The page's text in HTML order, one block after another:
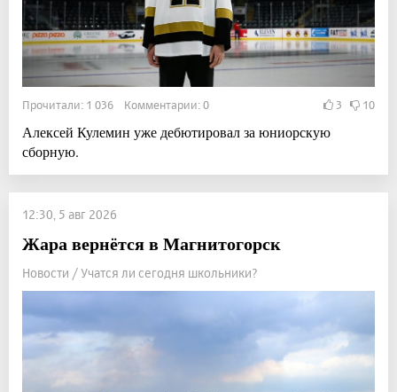
Прочитали: 1 036 Комментарии: 0 3 10
Алексей Кулемин уже дебютировал за юниорскую
сборную.
12:30, 5 авг 2026
Жара вернётся в Магнитогорск
Новости / Учатся ли сегодня школьники?